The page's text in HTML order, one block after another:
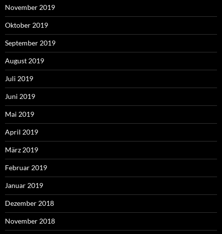
November 2019
Oktober 2019
September 2019
August 2019
Juli 2019
Juni 2019
Mai 2019
April 2019
März 2019
Februar 2019
Januar 2019
Dezember 2018
November 2018